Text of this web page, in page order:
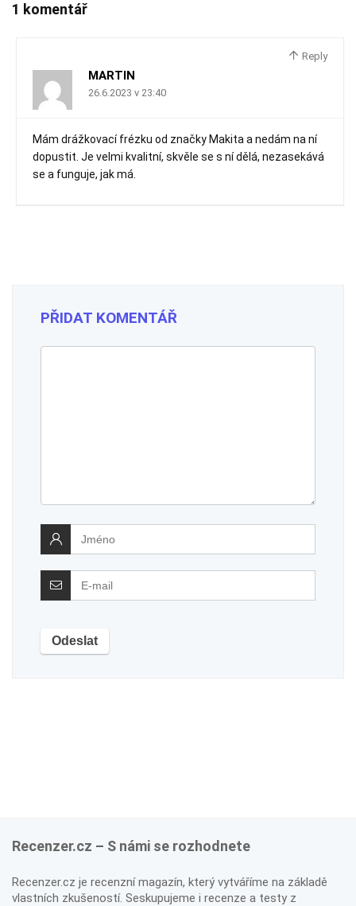
1 komentář
Reply
MARTIN
26.6.2023 v 23:40
Mám drážkovací frézku od značky Makita a nedám na ní
dopustit. Je velmi kvalitní, skvěle se s ní dělá, nezasekává
se a funguje, jak má.
PŘIDAT KOMENTÁŘ
Recenzer.cz – S námi se rozhodnete
Recenzer.cz je recenzní magazín, který vytváříme na základě
vlastních zkušeností. Seskupujeme i recenze a testy z